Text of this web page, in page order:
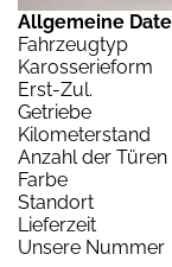
Allgemeine
Fahrzeugtyp
Karosserieform
Erst-Zul.
Getriebe
Kilometerstand
Anzahl der Türen
Farbe
Standort
Lieferzeit
Unsere Nummer